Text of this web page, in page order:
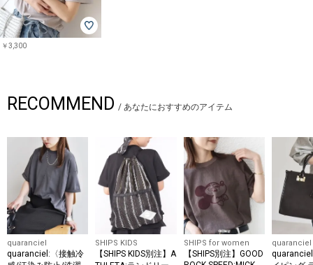
￥3,300
RECOMMEND / あなたにおすすめのアイテム
quaranciel
quaranciel:〈接触冷
SHIPS KIDS
【SHIPS KIDS別注】A
SHIPS for women
【SHIPS別注】GOOD
quaranciel